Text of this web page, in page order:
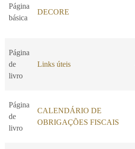
Página
básica
DECORE
Página
de
livro
Links úteis
Página
de
livro
CALENDÁRIO DE
OBRIGAÇÕES FISCAIS